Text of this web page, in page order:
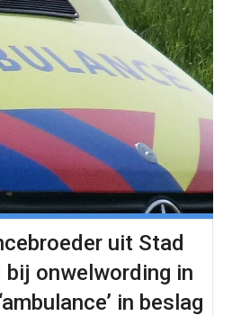
uit Stad
bij onwelwording in
in beslag